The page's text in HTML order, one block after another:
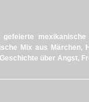
Mix aus Märchen,
über Angst,